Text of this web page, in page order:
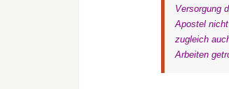
Versorgung
Apostel
zugleich
Arbeiten